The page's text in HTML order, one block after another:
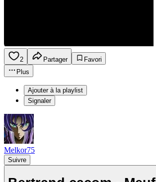
2 Partager
Favori
Plus
Ajouter à la playlist
Signaler
Melkor75
Suivre